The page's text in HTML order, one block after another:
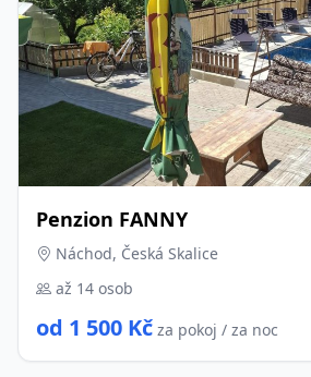
Penzion FANNY
Náchod, Česká Skalice
až 14 osob
od 1 500 Kč za pokoj / za noc